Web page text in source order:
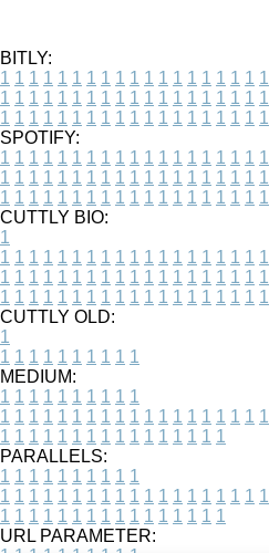
BITLY:
1 1 1 1 1 1 1 1 1 1 1 1 1 1 1 1 1 1 1
1 1 1 1 1 1 1 1 1 1 1 1 1 1 1 1 1 1 1
1 1 1 1 1 1 1 1 1 1 1 1 1 1 1 1 1 1 1
SPOTIFY:
1 1 1 1 1 1 1 1 1 1 1 1 1 1 1 1 1 1 1
1 1 1 1 1 1 1 1 1 1 1 1 1 1 1 1 1 1 1
1 1 1 1 1 1 1 1 1 1 1 1 1 1 1 1 1 1 1
CUTTLY BIO:
1
1 1 1 1 1 1 1 1 1 1 1 1 1 1 1 1 1 1 1
1 1 1 1 1 1 1 1 1 1 1 1 1 1 1 1 1 1 1
1 1 1 1 1 1 1 1 1 1 1 1 1 1 1 1 1 1 1
CUTTLY OLD:
1
1 1 1 1 1 1 1 1 1 1
MEDIUM:
1 1 1 1 1 1 1 1 1 1
1 1 1 1 1 1 1 1 1 1 1 1 1 1 1 1 1 1 1
1 1 1 1 1 1 1 1 1 1 1 1 1 1 1 1
PARALLELS:
1 1 1 1 1 1 1 1 1 1
1 1 1 1 1 1 1 1 1 1 1 1 1 1 1 1 1 1 1
1 1 1 1 1 1 1 1 1 1 1 1 1 1 1 1
URL PARAMETER: